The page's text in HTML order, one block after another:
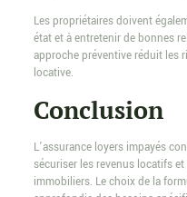
Les propriétaires doivent
état et à entretenir de bonnes
approche préventive réduit les
locative.
Conclusion
L’assurance loyers impayés
sécuriser les revenus locatifs
immobiliers. Le choix de la